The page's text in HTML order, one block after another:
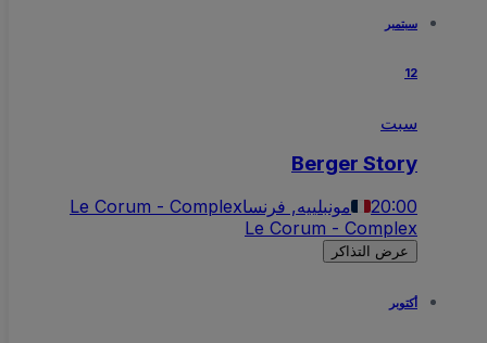
سبتمبر
سبت
Berger Story
20:00 مونبلييه, فرنساLe Corum - Complex
Le Corum - Complex
عرض التذاكر
أكتوبر